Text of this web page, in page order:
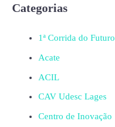
Categorias
1ª Corrida do Futuro
Acate
ACIL
CAV Udesc Lages
Centro de Inovação